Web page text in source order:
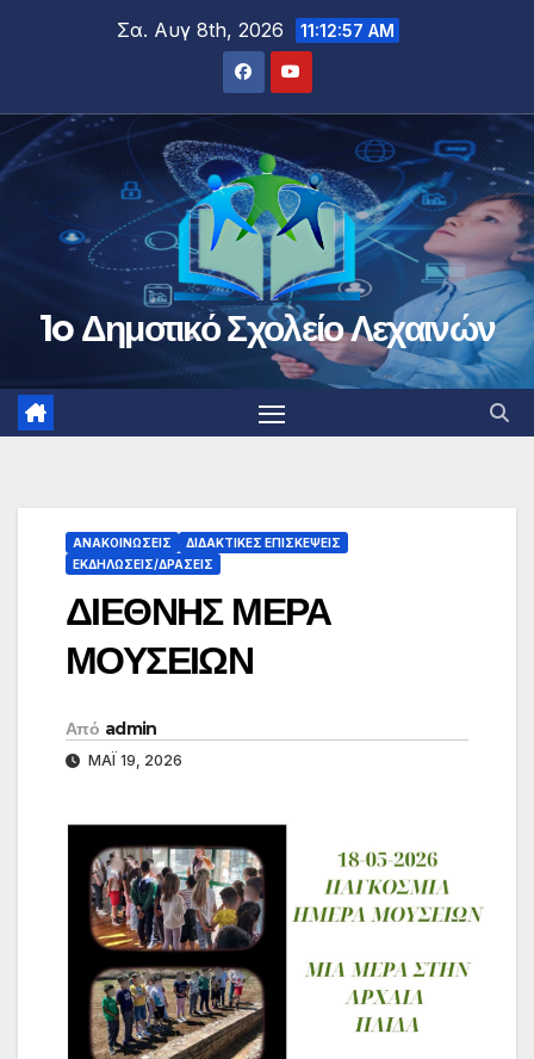
Σα. Αυγ 8th, 2026 11:12:57 AM
1o Δημοτικό Σχολείο Λεχαινών
ΑΝΑΚΟΙΝΏΣΕΙΣ
ΔΙΔΑΚΤΙΚΈΣ ΕΠΙΣΚΈΨΕΙΣ
ΕΚΔΗΛΏΣΕΙΣ/ΔΡΆΣΕΙΣ
ΔΙΕΘΝΗΣ ΜΕΡΑ
ΜΟΥΣΕΙΩΝ
Από admin
ΜΆΙ 19, 2026